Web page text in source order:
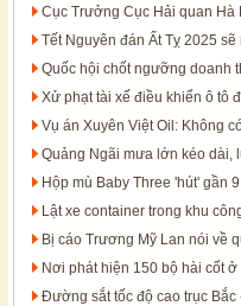
Cục Trưởng Cục Hải quan Hà
Tết Nguyên đán Ất Tỵ 2025
Quốc hội chốt ngưỡng doanh
Xử phạt tài xế điều khiển ô tô
Vụ án Xuyên Việt Oil: Không
Quảng Ngãi mưa lớn kéo dài,
Hộp mù Baby Three 'hút' gần
Lật xe container trong khu
Bị cáo Trương Mỹ Lan nói về
Nơi phát hiện 150 bộ hài cốt
Đường sắt tốc độ cao trục Bắc